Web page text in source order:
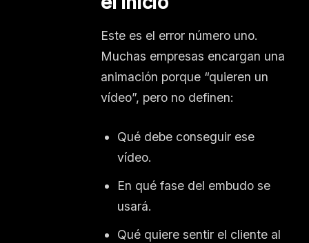
Este es el error número uno.
Muchas empresas encargan una
animación porque “quieren un
vídeo”, pero no definen:
Qué debe conseguir ese
vídeo.
En qué fase del embudo se
usará.
Qué quiere sentir el cliente al